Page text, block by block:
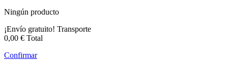
Ningún producto
¡Envío gratuito! Transporte
0,00 € Total
Confirmar